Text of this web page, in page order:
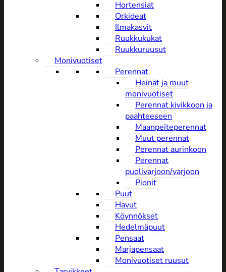
Hortensiat
Orkideat
Ilmakasvit
Ruukkukukat
Ruukkuruusut
Monivuotiset
Perennat
Heinät ja muut
monivuotiset
Perennat kivikkoon ja
paahteeseen
Maanpeiteperennat
Muut perennat
Perennat aurinkoon
Perennat
puolivarjoon/varjoon
Pionit
Puut
Havut
Köynnökset
Hedelmäpuut
Pensaat
Marjapensaat
Monivuotiset ruusut